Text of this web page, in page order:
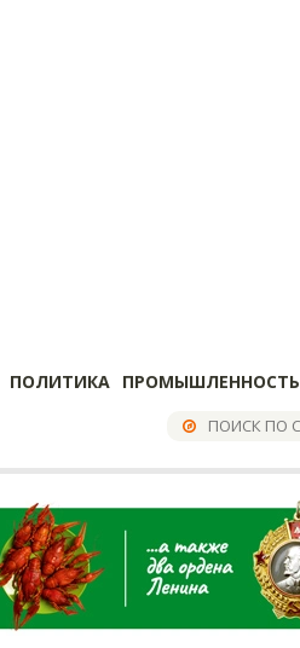
ПОЛИТИКА ПРОМЫШЛЕННОСТЬ